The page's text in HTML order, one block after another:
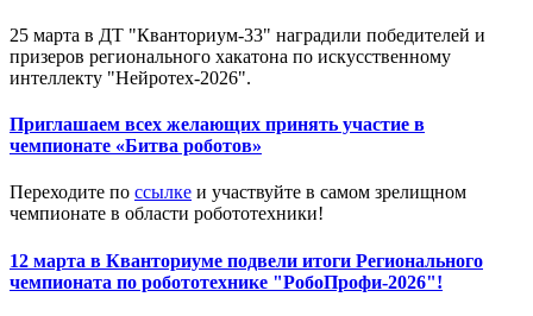
25 марта в ДТ "Кванториум-33" наградили победителей и
призеров регионального хакатона по искусственному
интеллекту "Нейротех-2026".
Приглашаем всех желающих принять участие в
чемпионате «Битва роботов»
Переходите по ссылке и участвуйте в самом зрелищном
чемпионате в области робототехники!
12 марта в Кванториуме подвели итоги Регионального
чемпионата по робототехнике "РобоПрофи-2026"!